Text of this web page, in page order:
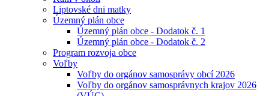
Liptovské dni matky
Územný plán obce
Územný plán obce - Dodatok č. 1
Územný plán obce - Dodatok č. 2
Program rozvoja obce
Voľby
Voľby do orgánov samosprávy obcí 2026
Voľby do orgánov samosprávnych krajov 2026